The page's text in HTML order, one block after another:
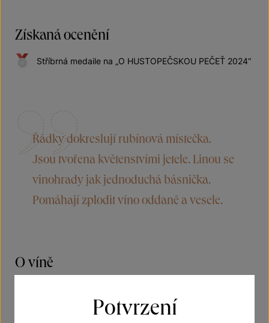
Získaná ocenění
Stříbrná medaile na „O HUSTOPEČSKOU PEČEŤ 2024“
Řádky dokreslují rubínová místečka.
Jsou tvořena květenstvími jetele. Linou se
vinohrady jak jednoduchá básnička.
Pomáhají zplodit víno oddaně a vesele.
O víně
2022. Ve vůni naleznete přezrálé třešně, višně nebo
Potvrzení